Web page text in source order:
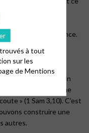
pour Dieu
– nos
– et de faire confiance.
d’avancer,
la route.
à la vie. Un
qui ose quand même
» (1 Sam 3,10). C’est
construire une
autres.
à tout
sur les
deMentions